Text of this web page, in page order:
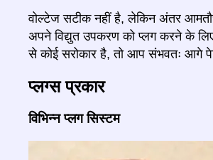
वोल्टेज सटीक नहीं है, लेकिन अंतर आमतौर
अपने विद्युत उपकरण को प्लग करने के
से कोई सरोकार है, तो आप संभवतः आगे
प्लग्स प्रकार
विभिन्न प्लग सिस्टम